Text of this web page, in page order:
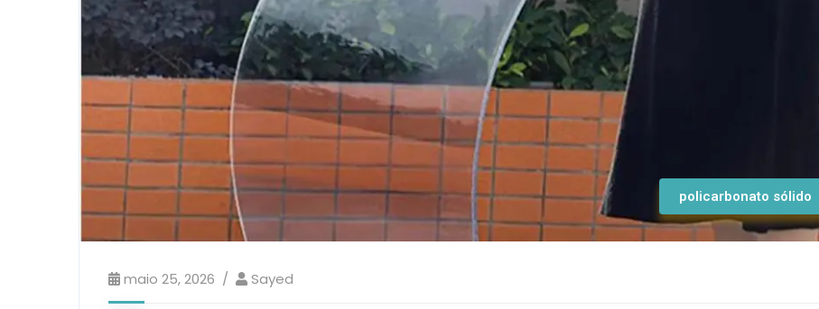
policarbonato sólido
maio 25, 2026 Sayed